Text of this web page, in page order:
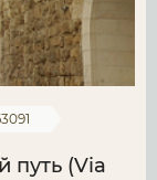
путь (Via